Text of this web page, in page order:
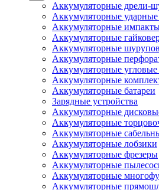
Аккумуляторные дрели-
Аккумуляторные
Аккумуляторные
Аккумуляторные
Аккумуляторные
Аккумуляторные
Аккумуляторные
Аккумуляторные
Аккумуляторные батареи
Зарядные устройства
Аккумуляторные
Аккумуляторные
Аккумуляторные
Аккумуляторные лобзики
Аккумуляторные фрезеры
Аккумуляторные
Аккумуляторные
Аккумуляторные